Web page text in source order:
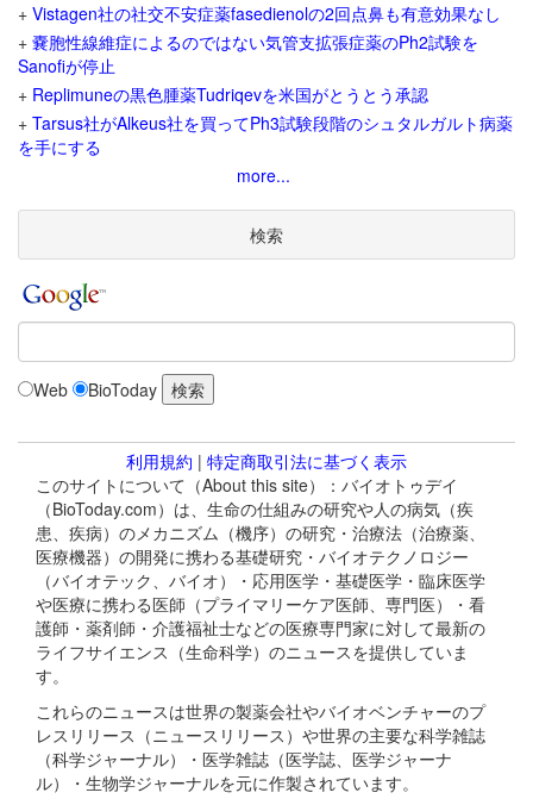
+ Vistagen社の社交不安症薬fasedienolの2回点鼻も有意効果なし
+ 嚢胞性線維症によるのではない気管支拡張症薬のPh2試験を
Sanofiが停止
+ Replimuneの黒色腫薬Tudriqevを米国がとうとう承認
+ Tarsus社がAlkeus社を買ってPh3試験段階のシュタルガルト病薬
を手にする
more...
検索
Web BioToday
利用規約 | 特定商取引法に基づく表示
このサイトについて（About this site）：バイオトゥデイ
（BioToday.com）は、生命の仕組みの研究や人の病気（疾
患、疾病）のメカニズム（機序）の研究・治療法（治療薬、
医療機器）の開発に携わる基礎研究・バイオテクノロジー
（バイオテック、バイオ）・応用医学・基礎医学・臨床医学
や医療に携わる医師（プライマリーケア医師、専門医）・看
護師・薬剤師・介護福祉士などの医療専門家に対して最新の
ライフサイエンス（生命科学）のニュースを提供していま
す。
これらのニュースは世界の製薬会社やバイオベンチャーのプ
レスリリース（ニュースリリース）や世界の主要な科学雑誌
（科学ジャーナル）・医学雑誌（医学誌、医学ジャーナ
ル）・生物学ジャーナルを元に作製されています。